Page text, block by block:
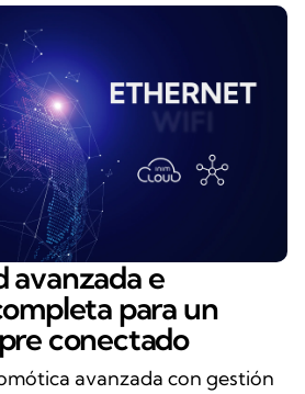
avanzada e
para un
conectado
avanzada con gestión